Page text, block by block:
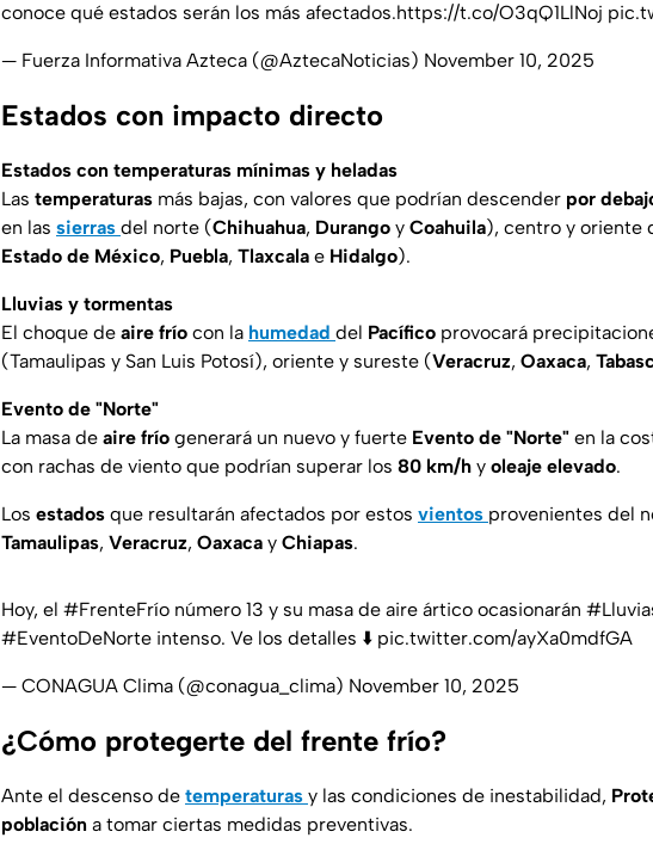
conoce qué estados serán los más afectados.https://t.co/O3qQ1LlNoj
— Fuerza Informativa Azteca (@AztecaNoticias) November 10, 2025
Estados con impacto directo
Estados con temperaturas mínimas y heladas
Las temperaturas más bajas, con valores que podrían descender por
en las sierras del norte (Chihuahua, Durango y Coahuila), centro y oriente
Estado de México, Puebla, Tlaxcala e Hidalgo).
Lluvias y tormentas
El choque de aire frío con la humedad del Pacífico provocará
(Tamaulipas y San Luis Potosí), oriente y sureste (Veracruz, Oaxaca,
Evento de "Norte"
La masa de aire frío generará un nuevo y fuerte Evento de "Norte" en la
con rachas de viento que podrían superar los 80 km/h y oleaje elevado.
Los estados que resultarán afectados por estos vientos provenientes del
Tamaulipas, Veracruz, Oaxaca y Chiapas.
Hoy, el #FrenteFrío número 13 y su masa de aire ártico ocasionarán
#EventoDeNorte intenso. Ve los detalles ⬇️ pic.twitter.com/ayXa0mdfGA
— CONAGUA Clima (@conagua_clima) November 10, 2025
¿Cómo protegerte del frente frío?
Ante el descenso de temperaturas y las condiciones de inestabilidad,
población a tomar ciertas medidas preventivas.